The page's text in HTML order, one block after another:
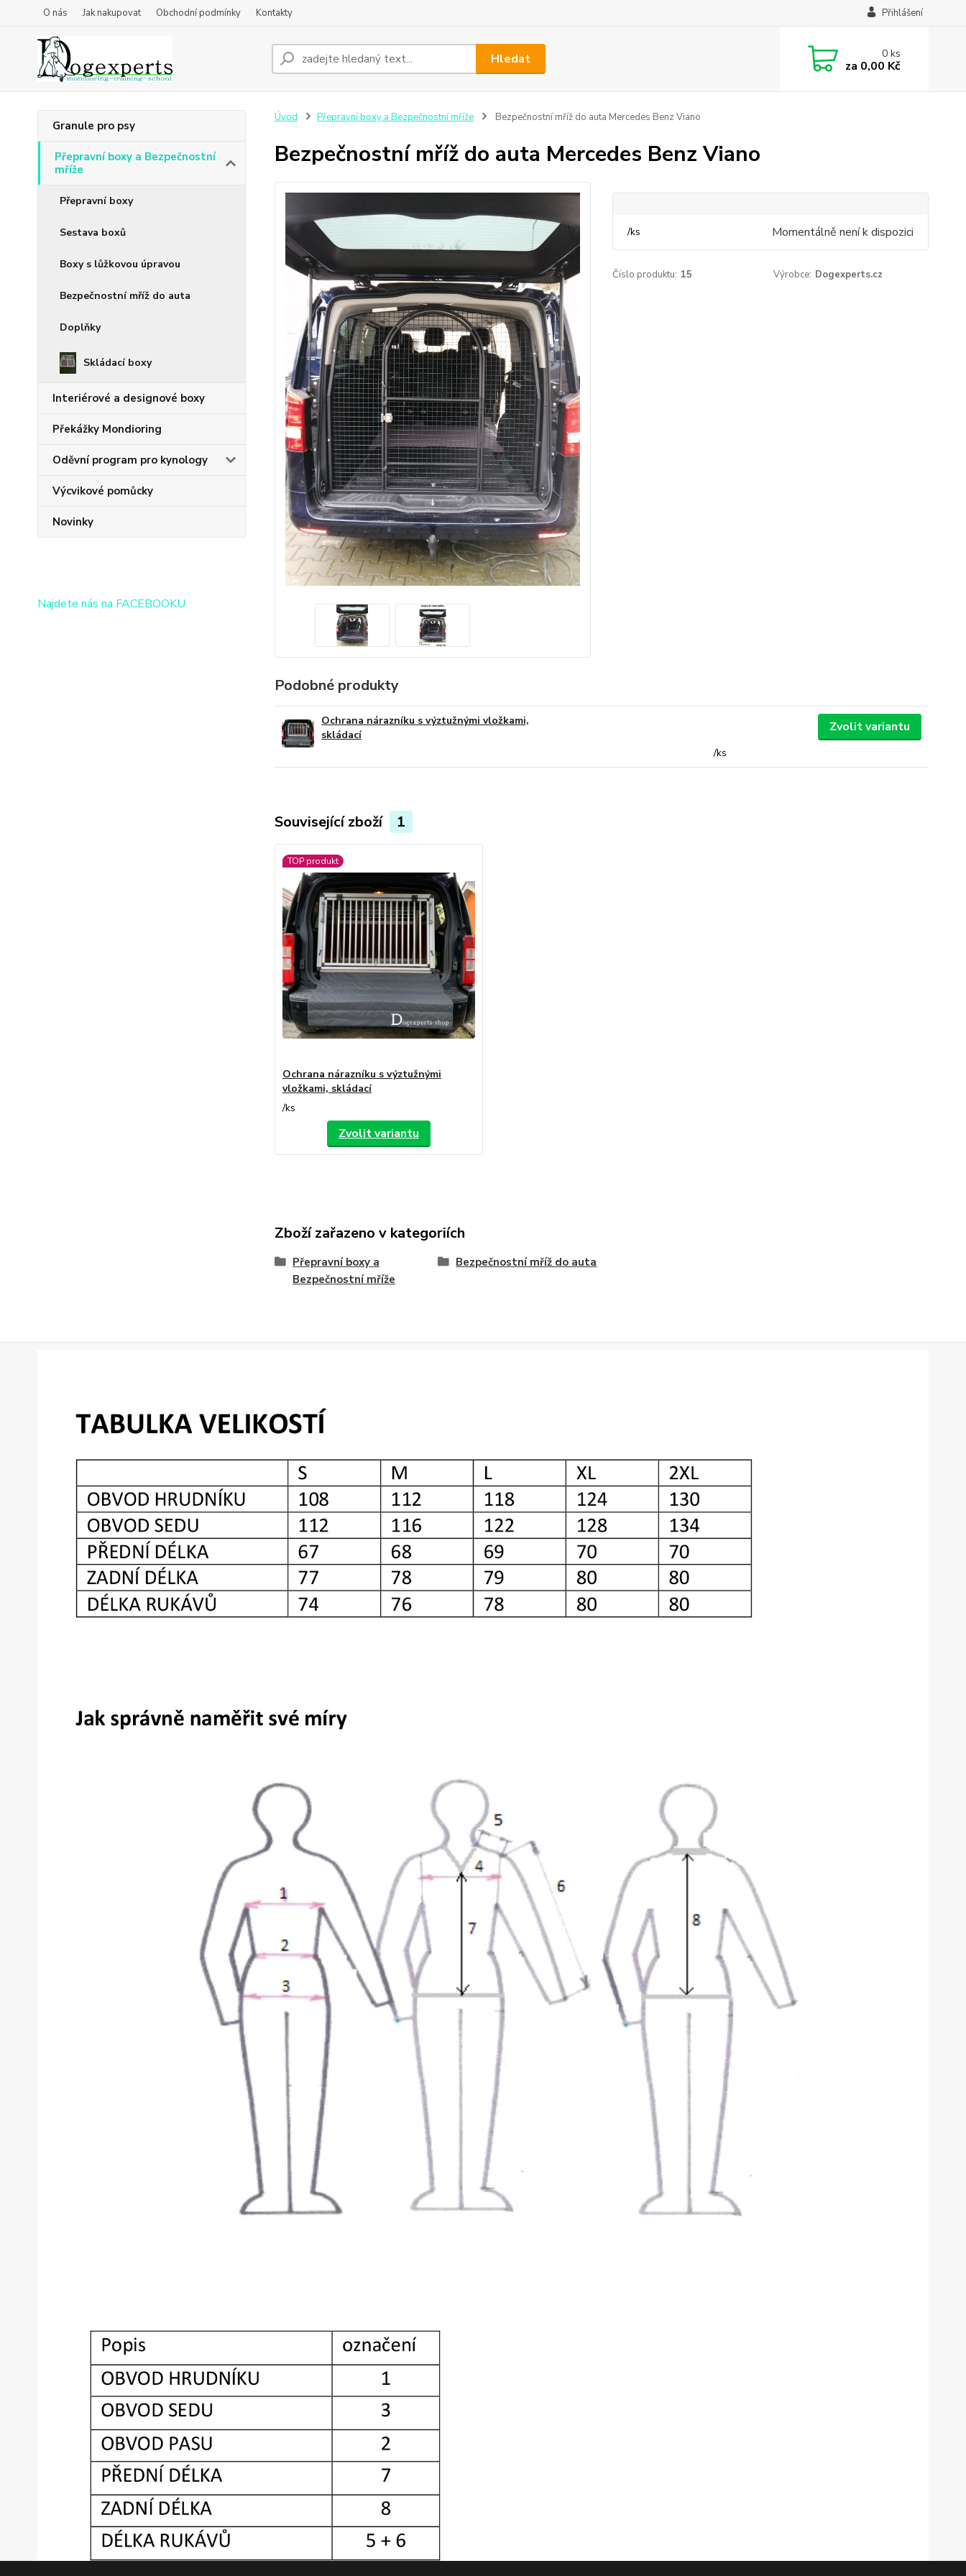
O nás Jak nakupovat Obchodní podmínky Kontakty Přihlášení
Hledat 0ks
za 0,00 Kč
Granule pro psy
Přepravní boxy a Bezpečnostní
mříže
Přepravní boxy
Sestava boxů
Boxy s lůžkovou úpravou
Bezpečnostní mříž do auta
Doplňky
Skládací boxy
Interiérové a designové boxy
Překážky Mondioring
Oděvní program pro kynology
Výcvikové pomůcky
Novinky
Najdete nás na FACEBOOKU
Úvod Přepravní boxy a Bezpečnostní mříže Bezpečnostní mříž do auta Mercedes Benz Viano
Bezpečnostní mříž do auta Mercedes Benz Viano
/ks Momentálně není k dispozici
Číslo produktu: 15 Výrobce: Dogexperts.cz
Podobné produkty
Ochrana nárazníku s výztužnými vložkami,
skládací
/ks
Zvolit variantu
Související zboží 1
TOP produkt
Ochrana nárazníku s výztužnými
vložkami, skládací
/ks
Zvolit variantu
Zboží zařazeno v kategoriích
Přepravní boxy a
Bezpečnostní mříže
Bezpečnostní mříž do auta